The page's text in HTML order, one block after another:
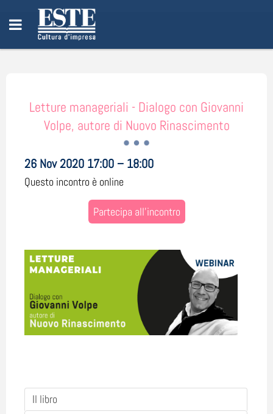
Letture manageriali - Dialogo con Giovanni
Volpe, autore di Nuovo Rinascimento
26 Nov 2020 17:00 – 18:00
Questo incontro è online
Partecipa all'incontro
Il libro